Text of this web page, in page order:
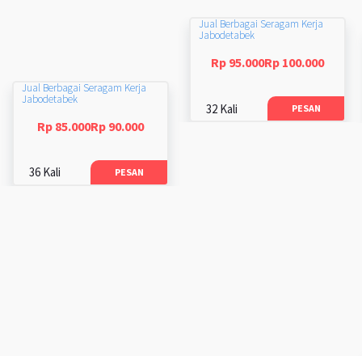
Jual Berbagai Seragam Kerja
Jabodetabek
Rp 95.000Rp 100.000
32 Kali PESAN
Jual Berbagai Seragam Kerja
Jabodetabek
Rp 85.000Rp 90.000
36 Kali PESAN